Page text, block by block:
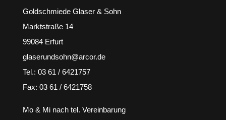
Goldschmiede Glaser & Sohn
Marktstraße 14
99084 Erfurt
glaserundsohn@arcor.de
Tel.: 03 61 / 6421757
Fax: 03 61 / 6421758
Mo & Mi nach tel. Vereinbarung